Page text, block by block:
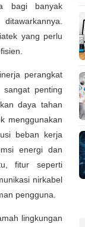
bagi banyak
yang perlu
perangkat
penting
daya tahan
menggunakan
beban kerja
energi dan
fitur seperti
nirkabel
pengguna.
lingkungan